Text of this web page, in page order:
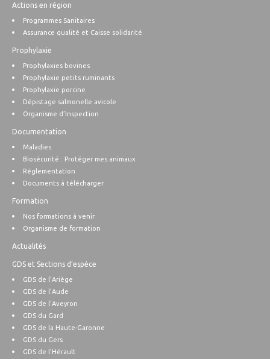
Actions en région
Programmes Sanitaires
Assurance qualité et Caisse solidarité
Prophylaxie
Prophylaxies bovines
Prophylaxie petits ruminants
Prophylaxie porcine
Dépistage salmonelle avicole
Organisme d’Inspection
Documentation
Maladies
Biosécurité : Protéger mes animaux
Réglementation
Documents à télécharger
Formation
Nos formations à venir
Organisme de formation
Actualités
GDS et Sections d’espèce
GDS de l’Ariège
GDS de l’Aude
GDS de l’Aveyron
GDS du Gard
GDS de la Haute-Garonne
GDS du Gers
GDS de l’Hérault